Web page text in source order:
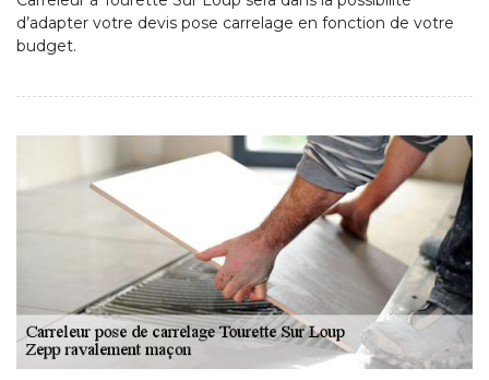
d’adapter votre devis pose carrelage en fonction de votre
budget.